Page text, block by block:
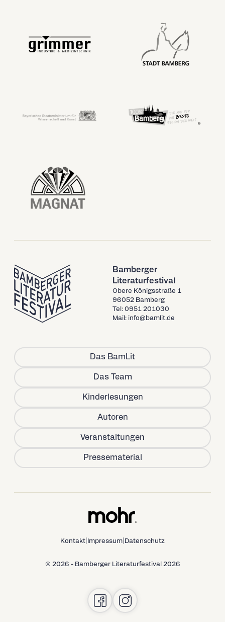
Bamberger
Literaturfestival
Obere Königsstraße 1
96052 Bamberg
Tel: 0951 201030
Mail: info@bamlit.de
Das BamLit
Das Team
Kinderlesungen
Autoren
Veranstaltungen
Pressematerial
© 2026 - Bamberger Literaturfestival 2026
Kontakt Impressum Datenschutz